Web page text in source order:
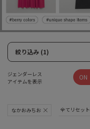
絞り込み (1)
ジェンダーレス
アイテムを表示
ON
なかおみちお 全てリセット